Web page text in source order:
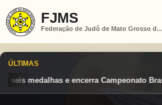
FJMS
Federação de Judô de Mato Grosso do Sul
ÚLTIMAS
Brasileiro Cadete 2026 entre os